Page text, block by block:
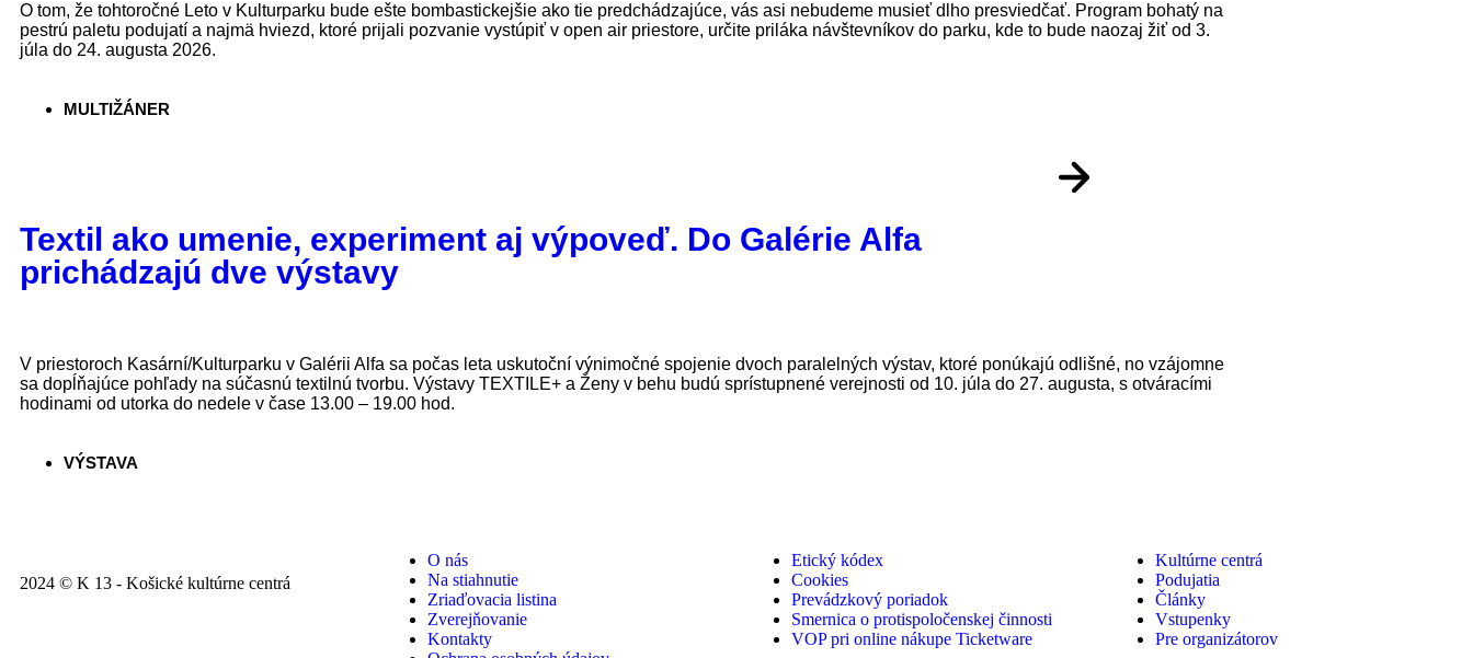
O tom, že tohtoročné Leto v Kulturparku bude ešte bombastickejšie ako tie predchádzajúce, vás asi nebudeme musieť dlho presviedčať. Program bohatý na
pestrú paletu podujatí a najmä hviezd, ktoré prijali pozvanie vystúpiť v open air priestore, určite priláka návštevníkov do parku, kde to bude naozaj žiť od 3.
júla do 24. augusta 2026.
MULTIŽÁNER
Textil ako umenie, experiment aj výpoveď. Do Galérie Alfa
prichádzajú dve výstavy
V priestoroch Kasární/Kulturparku v Galérii Alfa sa počas leta uskutoční výnimočné spojenie dvoch paralelných výstav, ktoré ponúkajú odlišné, no vzájomne
sa dopĺňajúce pohľady na súčasnú textilnú tvorbu. Výstavy TEXTILE+ a Ženy v behu budú sprístupnené verejnosti od 10. júla do 27. augusta, s otváracími
hodinami od utorka do nedele v čase 13.00 – 19.00 hod.
VÝSTAVA
2024 © K 13 - Košické kultúrne centrá
O nás
Na stiahnutie
Zriaďovacia listina
Zverejňovanie
Kontakty
Etický kódex
Cookies
Prevádzkový poriadok
Smernica o protispoločenskej činnosti
VOP pri online nákupe Ticketware
Kultúrne centrá
Podujatia
Články
Vstupenky
Pre organizátorov